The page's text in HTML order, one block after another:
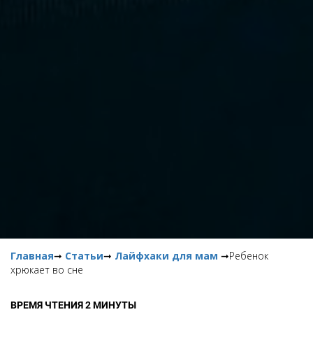
Главная➞ Статьи➞ Лайфхаки для мам ➞Ребенок
хрюкает во сне
ВРЕМЯ ЧТЕНИЯ 2 МИНУТЫ